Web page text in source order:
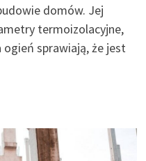
domów. Jej
termoizolacyjne,
sprawiają, że jest